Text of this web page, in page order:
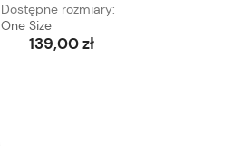
Dostępne rozmiary:
One Size
139,00 zł